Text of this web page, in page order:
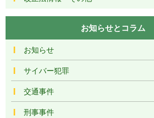
お知らせとコラム
お知らせ
サイバー犯罪
交通事件
刑事事件